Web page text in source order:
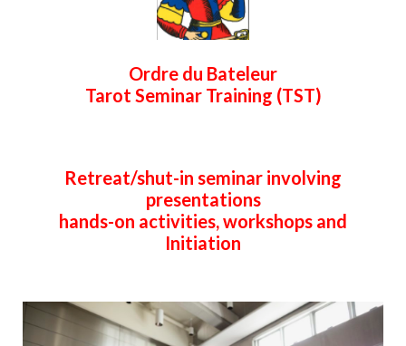
Ordre du Bateleur
Tarot Seminar Training (TST)
Retreat/shut-in seminar involving
presentations
hands-on activities, workshops and
Initiation